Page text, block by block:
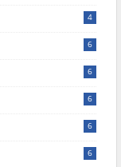
4
6
6
6
6
6